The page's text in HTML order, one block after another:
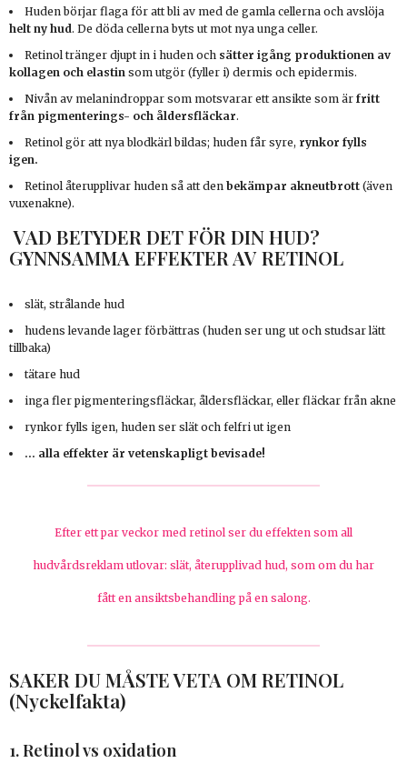
Huden börjar flaga för att bli av med de gamla cellerna och avslöja
helt ny hud. De döda cellerna byts ut mot nya unga celler.
Retinol tränger djupt in i huden och sätter igång produktionen av
kollagen och elastin som utgör (fyller i) dermis och epidermis.
Nivån av melanindroppar som motsvarar ett ansikte som är fritt
från pigmenterings- och åldersfläckar.
Retinol gör att nya blodkärl bildas; huden får syre, rynkor fylls
igen.
Retinol återupplivar huden så att den bekämpar akneutbrott (även
vuxenakne).
VAD BETYDER DET FÖR DIN HUD?
GYNNSAMMA EFFEKTER AV RETINOL
slät, strålande hud
hudens levande lager förbättras (huden ser ung ut och studsar lätt
tillbaka)
tätare hud
inga fler pigmenteringsfläckar, åldersfläckar, eller fläckar från akne
rynkor fylls igen, huden ser slät och felfri ut igen
… alla effekter är vetenskapligt bevisade!
Efter ett par veckor med retinol ser du effekten som all
hudvårdsreklam utlovar: slät, återupplivad hud, som om du har
fått en ansiktsbehandling på en salong.
SAKER DU MÅSTE VETA OM RETINOL
(Nyckelfakta)
1. Retinol vs oxidation